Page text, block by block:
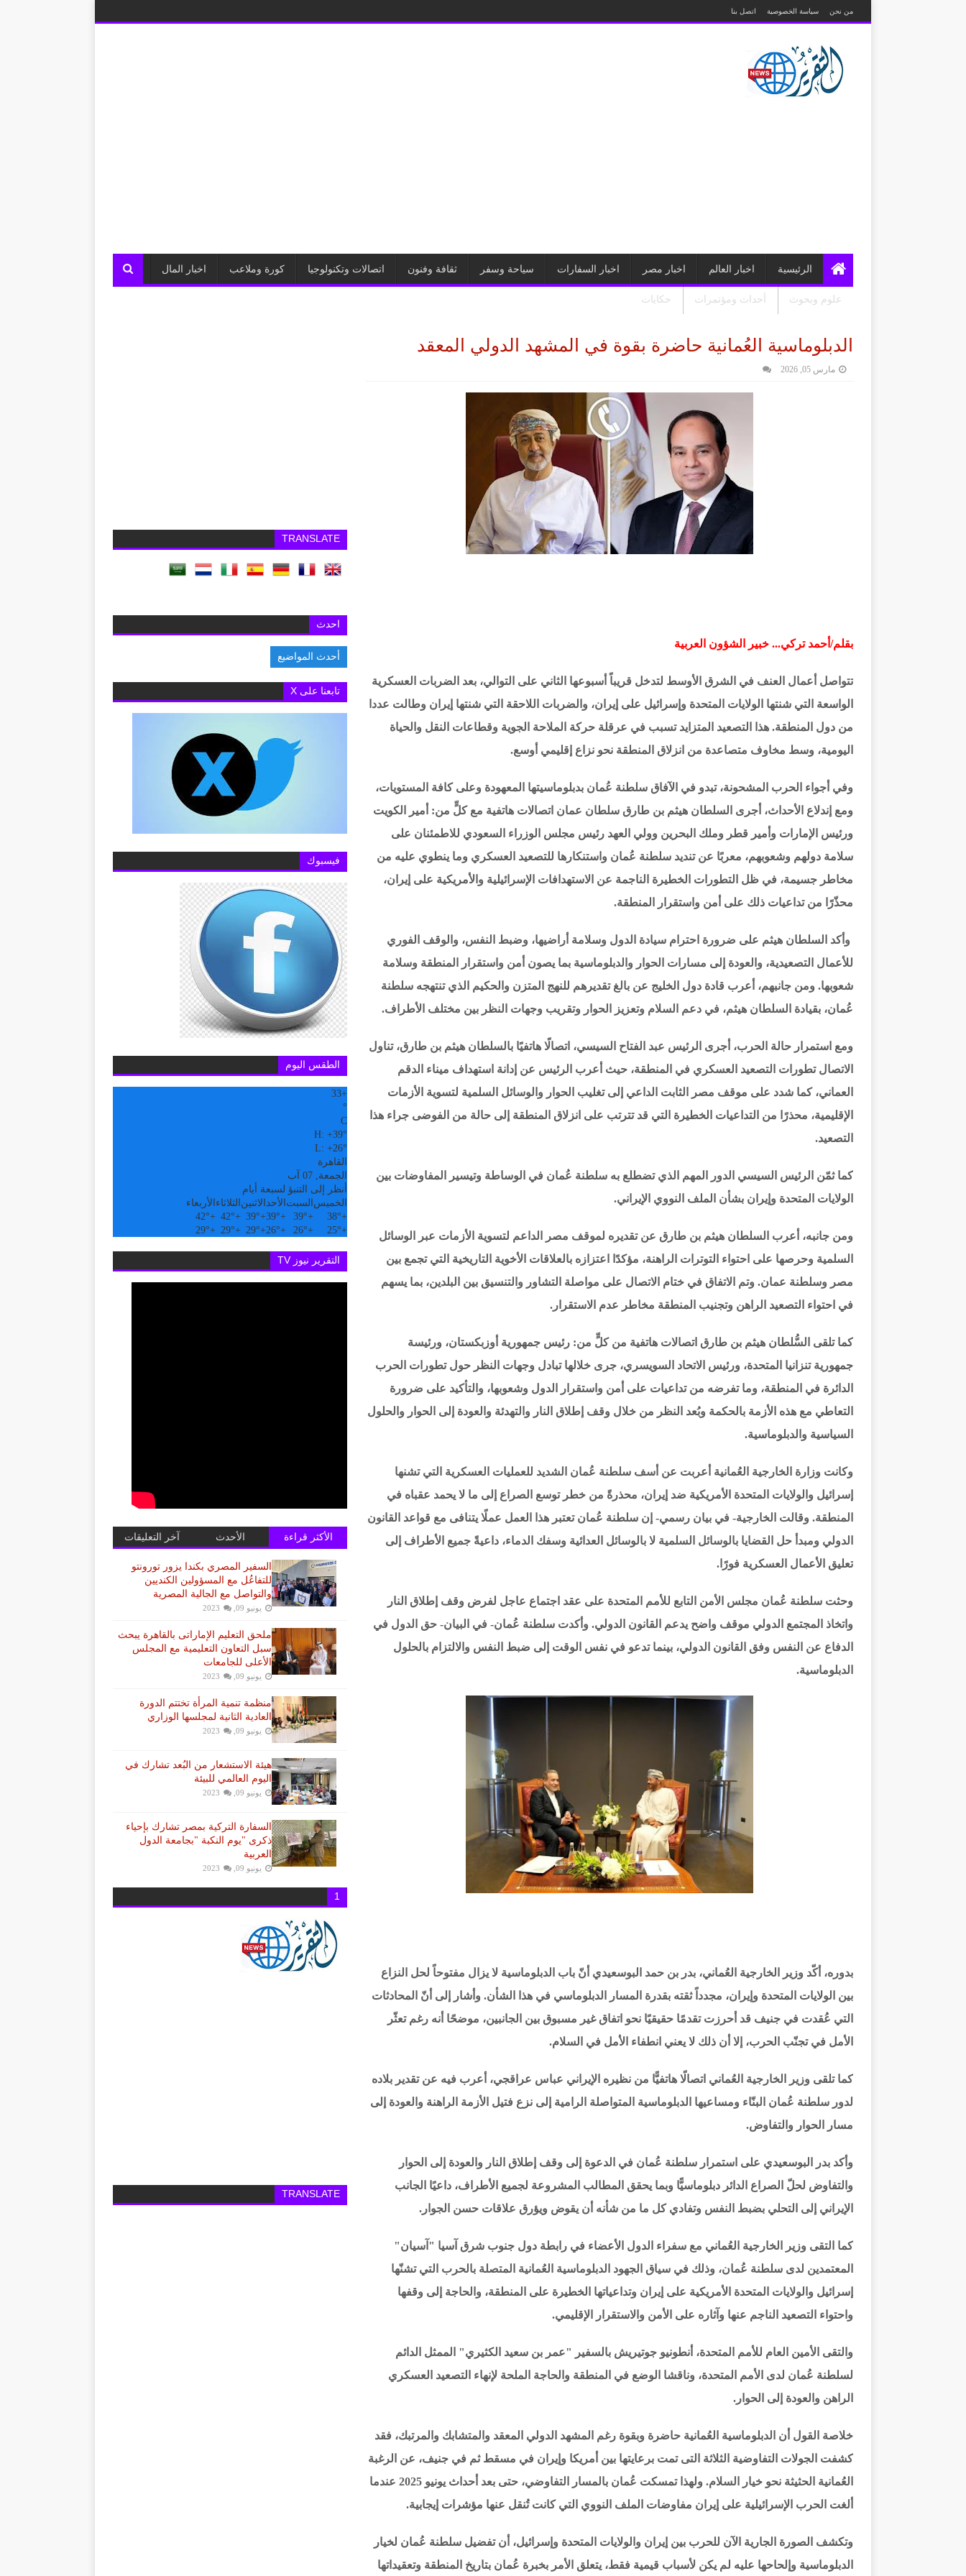
من نحن سياسة الخصوصية اتصل بنا
الرئيسية اخبار العالم اخبار مصر اخبار السفارات سياحة وسفر ثقافة وفنون اتصالات وتكنولوجيا كورة وملاعب اخبار المال
علوم وبحوث أحداث ومؤتمرات حكايات
الدبلوماسية العُمانية حاضرة بقوة في المشهد الدولي المعقد
مارس 05, 2026
بقلم/أحمد تركي... خبير الشؤون العربية
تتواصل أعمال العنف في الشرق الأوسط لتدخل قريباً أسبوعها الثاني على التوالي، بعد الضربات العسكرية
الواسعة التي شنتها الولايات المتحدة وإسرائيل على إيران، والضربات اللاحقة التي شنتها إيران وطالت عددا
من دول المنطقة. هذا التصعيد المتزايد تسبب في عرقلة حركة الملاحة الجوية وقطاعات النقل والحياة
اليومية، وسط مخاوف متصاعدة من انزلاق المنطقة نحو نزاع إقليمي أوسع.
وفي أجواء الحرب المشحونة، تبدو في الآفاق سلطنة عُمان بدبلوماسيتها المعهودة وعلى كافة المستويات،
ومع إندلاع الأحداث، أجرى السلطان هيثم بن طارق سلطان عمان اتصالات هاتفية مع كلٍّ من: أمير الكويت
ورئيس الإمارات وأمير قطر وملك البحرين وولي العهد رئيس مجلس الوزراء السعودي للاطمئنان على
سلامة دولهم وشعوبهم، معربًا عن تنديد سلطنة عُمان واستنكارها للتصعيد العسكري وما ينطوي عليه من
مخاطر جسيمة، في ظل التطورات الخطيرة الناجمة عن الاستهدافات الإسرائيلية والأمريكية على إيران،
محذّرًا من تداعيات ذلك على أمن واستقرار المنطقة.
وأكد السلطان هيثم على ضرورة احترام سيادة الدول وسلامة أراضيها، وضبط النفس، والوقف الفوري
للأعمال التصعيدية، والعودة إلى مسارات الحوار والدبلوماسية بما يصون أمن واستقرار المنطقة وسلامة
شعوبها. ومن جانبهم، أعرب قادة دول الخليج عن بالغ تقديرهم للنهج المتزن والحكيم الذي تنتهجه سلطنة
عُمان، بقيادة السلطان هيثم، في دعم السلام وتعزيز الحوار وتقريب وجهات النظر بين مختلف الأطراف.
ومع استمرار حالة الحرب، أجرى الرئيس عبد الفتاح السيسي، اتصالًا هاتفيًا بالسلطان هيثم بن طارق، تناول
الاتصال تطورات التصعيد العسكري في المنطقة، حيث أعرب الرئيس عن إدانة استهداف ميناء الدقم
العماني، كما شدد على موقف مصر الثابت الداعي إلى تغليب الحوار والوسائل السلمية لتسوية الأزمات
الإقليمية، محذرًا من التداعيات الخطيرة التي قد تترتب على انزلاق المنطقة إلى حالة من الفوضى جراء هذا
التصعيد.
كما ثمّن الرئيس السيسي الدور المهم الذي تضطلع به سلطنة عُمان في الوساطة وتيسير المفاوضات بين
الولايات المتحدة وإيران بشأن الملف النووي الإيراني.
ومن جانبه، أعرب السلطان هيثم بن طارق عن تقديره لموقف مصر الداعم لتسوية الأزمات عبر الوسائل
السلمية وحرصها على احتواء التوترات الراهنة، مؤكدًا اعتزازه بالعلاقات الأخوية التاريخية التي تجمع بين
مصر وسلطنة عمان. وتم الاتفاق في ختام الاتصال على مواصلة التشاور والتنسيق بين البلدين، بما يسهم
في احتواء التصعيد الراهن وتجنيب المنطقة مخاطر عدم الاستقرار.
كما تلقى السُّلطان هيثم بن طارق اتصالات هاتفية من كلٍّ من: رئيس جمهورية أوزبكستان، ورئيسة
جمهورية تنزانيا المتحدة، ورئيس الاتحاد السويسري، جرى خلالها تبادل وجهات النظر حول تطورات الحرب
الدائرة في المنطقة، وما تفرضه من تداعيات على أمن واستقرار الدول وشعوبها، والتأكيد على ضرورة
التعاطي مع هذه الأزمة بالحكمة وبُعد النظر من خلال وقف إطلاق النار والتهدئة والعودة إلى الحوار والحلول
السياسية والدبلوماسية.
وكانت وزارة الخارجية العُمانية أعربت عن أسف سلطنة عُمان الشديد للعمليات العسكرية التي تشنها
إسرائيل والولايات المتحدة الأمريكية ضد إيران، محذرةً من خطر توسع الصراع إلى ما لا يحمد عقباه في
المنطقة. وقالت الخارجية- في بيان رسمي- إن سلطنة عُمان تعتبر هذا العمل عملًا يتنافى مع قواعد القانون
الدولي ومبدأ حل القضايا بالوسائل السلمية لا بالوسائل العدائية وسفك الدماء، داعيةً جميع الأطراف إلى
تعليق الأعمال العسكرية فورًا.
وحثت سلطنة عُمان مجلس الأمن التابع للأمم المتحدة على عقد اجتماع عاجل لفرض وقف إطلاق النار
واتخاذ المجتمع الدولي موقف واضح يدعم القانون الدولي. وأكدت سلطنة عُمان- في البيان- حق الدول في
الدفاع عن النفس وفق القانون الدولي، بينما تدعو في نفس الوقت إلى ضبط النفس والالتزام بالحلول
الدبلوماسية.
بدوره، أكّد وزير الخارجية العُماني، بدر بن حمد البوسعيدي أنّ باب الدبلوماسية لا يزال مفتوحاً لحل النزاع
بين الولايات المتحدة وإيران، مجدداً ثقته بقدرة المسار الدبلوماسي في هذا الشأن. وأشار إلى أنّ المحادثات
التي عُقدت في جنيف قد أحرزت تقدمًا حقيقيًا نحو اتفاق غير مسبوق بين الجانبين، موضحًا أنه رغم تعثّر
الأمل في تجنّب الحرب، إلا أن ذلك لا يعني انطفاء الأمل في السلام.
كما تلقى وزير الخارجية العُماني اتصالًا هاتفيًّا من نظيره الإيراني عباس عراقجي، أعرب فيه عن تقدير بلاده
لدور سلطنة عُمان البنّاء ومساعيها الدبلوماسية المتواصلة الرامية إلى نزع فتيل الأزمة الراهنة والعودة إلى
مسار الحوار والتفاوض.
وأكد بدر البوسعيدي على استمرار سلطنة عُمان في الدعوة إلى وقف إطلاق النار والعودة إلى الحوار
والتفاوض لحلّ الصراع الدائر دبلوماسيًّا وبما يحقق المطالب المشروعة لجميع الأطراف، داعيًا الجانب
الإيراني إلى التحلي بضبط النفس وتفادي كل ما من شأنه أن يقوض ويؤرق علاقات حسن الجوار.
كما التقى وزير الخارجية العُماني مع سفراء الدول الأعضاء في رابطة دول جنوب شرق آسيا "آسيان"
المعتمدين لدى سلطنة عُمان، وذلك في سياق الجهود الدبلوماسية العُمانية المتصلة بالحرب التي تشنّها
إسرائيل والولايات المتحدة الأمريكية على إيران وتداعياتها الخطيرة على المنطقة، والحاجة إلى وقفها
واحتواء التصعيد الناجم عنها وآثاره على الأمن والاستقرار الإقليمي.
والتقى الأمين العام للأمم المتحدة، أنطونيو جوتيريش بالسفير "عمر بن سعيد الكثيري" الممثل الدائم
لسلطنة عُمان لدى الأمم المتحدة، وناقشا الوضع في المنطقة والحاجة الملحة لإنهاء التصعيد العسكري
الراهن والعودة إلى الحوار.
خلاصة القول أن الدبلوماسية العُمانية حاضرة وبقوة رغم المشهد الدولي المعقد والمتشابك والمرتبك، فقد
كشفت الجولات التفاوضية الثلاثة التى تمت برعايتها بين أمريكا وإيران في مسقط ثم في جنيف، عن الرغبة
العُمانية الحثيثة نحو خيار السلام. ولهذا تمسكت عُمان بالمسار التفاوضي، حتى بعد أحداث يونيو 2025 عندما
ألغت الحرب الإسرائيلية على إيران مفاوضات الملف النووي التي كانت تُنقل عنها مؤشرات إيجابية.
وتكشف الصورة الجارية الآن للحرب بين إيران والولايات المتحدة وإسرائيل، أن تفضيل سلطنة عُمان لخيار
الدبلوماسية وإلحاحها عليه لم يكن لأسباب قيمية فقط، يتعلق الأمر بخبرة عُمان بتاريخ المنطقة وتعقيداتها
TRANSLATE
احدث
أحدث المواضيع
تابعنا على X
فيسبوك
الطقس اليوم
+
33
°
C
H: +39°
L: +26°
القاهرة
الجمعة, 07 آب
أنظر إلى التنبؤ لسبعة أيام
الخميس السبت الأحد الاثنين الثلاثاء الأربعاء
+
38°
+
39°
+
39°
+
39°
+
42°
+
42°
+
25°
+
26°
+
26°
+
29°
+
29°
+
29°
التقرير نيوز TV
الأكثر قراءة الأحدث آخر التعليقات
السفير المصري بكندا يزور تورونتو
للتفاعُل مع المسؤولين الكنديين
والتواصل مع الجالية المصرية
يونيو 09, 2023
ملحق التعليم الإماراتى بالقاهرة يبحث
سبل التعاون التعليمية مع المجلس
الأعلى للجامعات
يونيو 09, 2023
منظمة تنمية المرأة تختتم الدورة
العادية الثانية لمجلسها الوزاري
يونيو 09, 2023
هيئة الاستشعار من البُعد تشارك في
اليوم العالمي للبيئة
يونيو 09, 2023
السفارة التركية بمصر تشارك بإحياء
ذكرى "يوم النكبة "بجامعة الدول
العربية
يونيو 09, 2023
1
TRANSLATE